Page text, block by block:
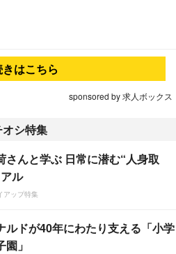
はこちら
sponsored by 求人ボックス
シ特集
さんと学ぶ 日常に潜む“人身取
ル
アップ特集
ルドが40年にわたり支える「小学
」